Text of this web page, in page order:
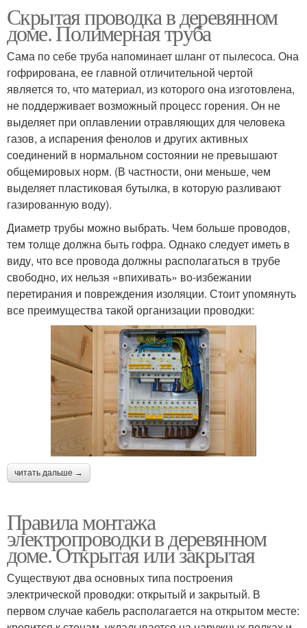
Скрытая проводка в деревянном
доме. Полимерная труба
Сама по себе труба напоминает шланг от пылесоса. Она
гофрирована, ее главной отличительной чертой
является то, что материал, из которого она изготовлена,
не поддерживает возможный процесс горения. Он не
выделяет при оплавлении отравляющих для человека
газов, а испарения фенолов и других активных
соединений в нормальном состоянии не превышают
общемировых норм. (В частности, они меньше, чем
выделяет пластиковая бутылка, в которую разливают
газированную воду).
Диаметр трубы можно выбрать. Чем больше проводов,
тем толще должна быть гофра. Однако следует иметь в
виду, что все провода должны располагаться в трубе
свободно, их нельзя «впихивать» во-избежании
перетирания и повреждения изоляции. Стоит упомянуть
все преимущества такой организации проводки:
читать дальше →
Правила монтажа
электропроводки в деревянном
доме. Открытая или закрытая
Существуют два основных типа построения
электрической проводки: открытый и закрытый. В
первом случае кабель располагается на открытом месте: